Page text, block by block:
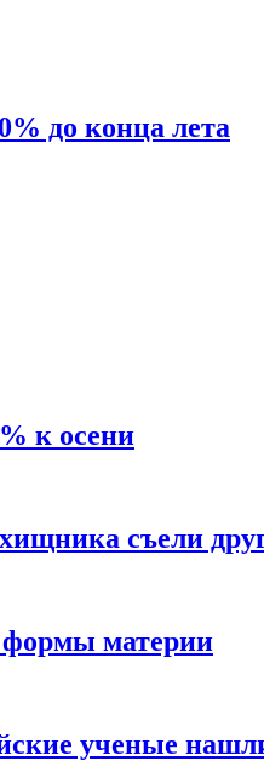
до конца лета
к осени
съели
формы материи
ученые